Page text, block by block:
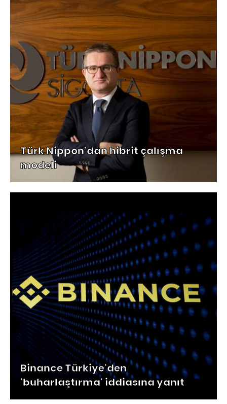
Türk Nippon'dan hibrit çalışma
modeli
Binance Türkiye'den
'buharlaştırma' iddiasına yanıt